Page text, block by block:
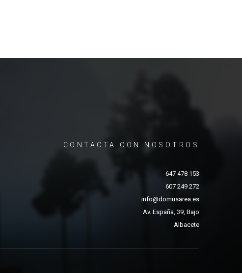
CONTACTA CON NOSOTROS
647 478 153
607 249 272
info@domusarea.es
Av. España, 39, Bajo
Albacete